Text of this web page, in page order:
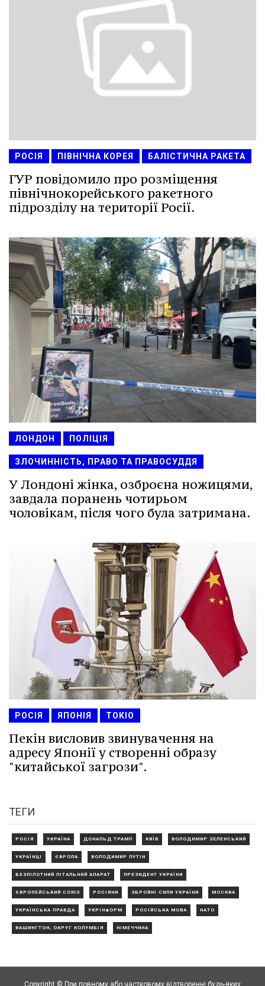
РОСІЯ ПІВНІЧНА КОРЕЯ БАЛІСТИЧНА РАКЕТА
ГУР повідомило про розміщення
північнокорейського ракетного
підрозділу на території Росії.
ЛОНДОН ПОЛІЦІЯ
ЗЛОЧИННІСТЬ, ПРАВО ТА ПРАВОСУДДЯ
У Лондоні жінка, озброєна ножицями,
завдала поранень чотирьом
чоловікам, після чого була затримана.
РОСІЯ ЯПОНІЯ ТОКІО
Пекін висловив звинувачення на
адресу Японії у створенні образу
"китайської загрози".
ТЕГИ
РОСІЯ УКРАЇНА ДОНАЛЬД ТРАМП КИЇВ ВОЛОДИМИР ЗЕЛЕНСЬКИЙ
УКРАЇНЦІ ЄВРОПА ВОЛОДИМИР ПУТІН
БЕЗПІЛОТНИЙ ЛІТАЛЬНИЙ АПАРАТ ПРЕЗИДЕНТ УКРАЇНИ
ЄВРОПЕЙСЬКИЙ СОЮЗ РОСІЯНИ ЗБРОЙНІ СИЛИ УКРАЇНИ МОСКВА
УКРАЇНСЬКА ПРАВДА УКРІНФОРМ РОСІЙСЬКА МОВА НАТО
ВАШИНГТОН, ОКРУГ КОЛУМБІЯ НІМЕЧЧИНА
Copyright © При повному або частковому відтворенні будь-яких